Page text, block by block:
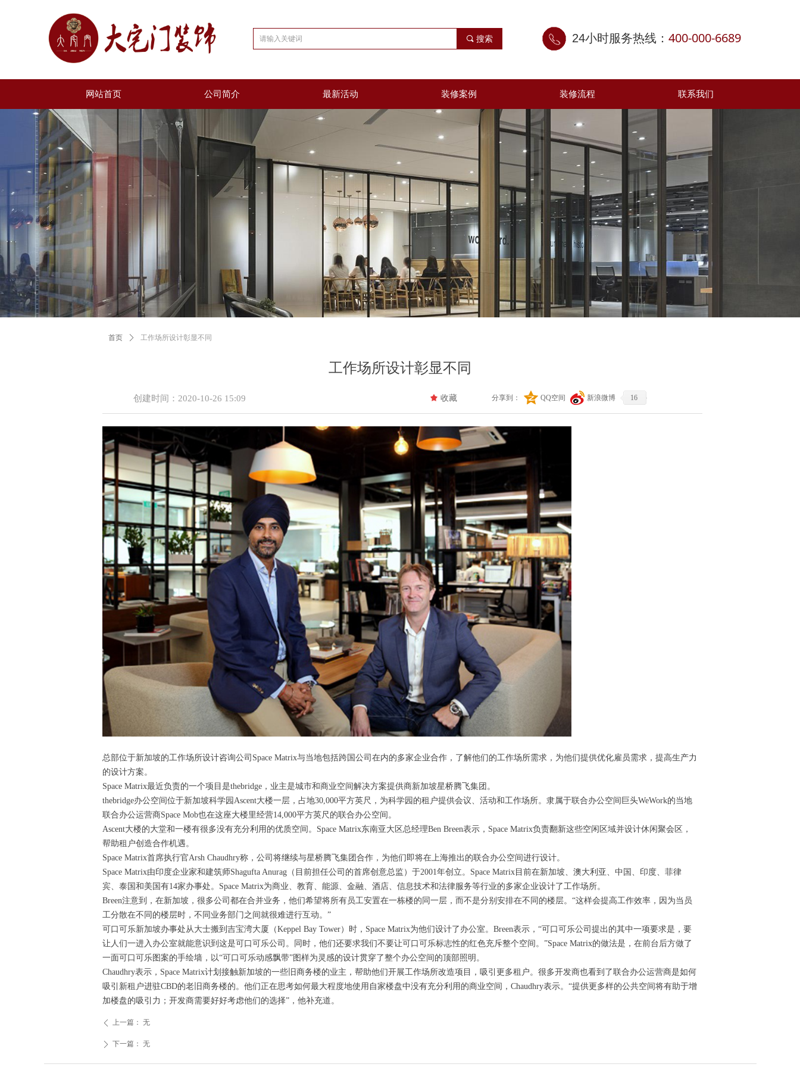
끠 搜索 24小时服务热线： 400-000-6689
网站首页 公司简介 最新活动 装修案例 装修流程 联系我们
工作场所设计彰显不同
总部位于新加坡的工作场所设计咨询公司Space Matrix与当地包括跨国公司在内的多家企业合作，了解他们的工作场所需求，为他们提供优化雇员需求，提高生产力
的设计方案。
Space Matrix最近负责的一个项目是thebridge，业主是城市和商业空间解决方案提供商新加坡星桥腾飞集团。
thebridge办公空间位于新加坡科学园Ascent大楼一层，占地30,000平方英尺，为科学园的租户提供会议、活动和工作场所。隶属于联合办公空间巨头WeWork的当地
联合办公运营商Space Mob也在这座大楼里经营14,000平方英尺的联合办公空间。
Ascent大楼的大堂和一楼有很多没有充分利用的优质空间。Space Matrix东南亚大区总经理Ben Breen表示，Space Matrix负责翻新这些空闲区域并设计休闲聚会区，
帮助租户创造合作机遇。
Space Matrix首席执行官Arsh Chaudhry称，公司将继续与星桥腾飞集团合作，为他们即将在上海推出的联合办公空间进行设计。
Space Matrix由印度企业家和建筑师Shagufta Anurag（目前担任公司的首席创意总监）于2001年创立。Space Matrix目前在新加坡、澳大利亚、中国、印度、菲律
宾、泰国和美国有14家办事处。Space Matrix为商业、教育、能源、金融、酒店、信息技术和法律服务等行业的多家企业设计了工作场所。
Breen注意到，在新加坡，很多公司都在合并业务，他们希望将所有员工安置在一栋楼的同一层，而不是分别安排在不同的楼层。“这样会提高工作效率，因为当员
工分散在不同的楼层时，不同业务部门之间就很难进行互动。”
可口可乐新加坡办事处从大士搬到吉宝湾大厦（Keppel Bay Tower）时，Space Matrix为他们设计了办公室。Breen表示，“可口可乐公司提出的其中一项要求是，要
让人们一进入办公室就能意识到这是可口可乐公司。同时，他们还要求我们不要让可口可乐标志性的红色充斥整个空间。”Space Matrix的做法是，在前台后方做了
一面可口可乐图案的手绘墙，以“可口可乐动感飘带”图样为灵感的设计贯穿了整个办公空间的顶部照明。
Chaudhry表示，Space Matrix计划接触新加坡的一些旧商务楼的业主，帮助他们开展工作场所改造项目，吸引更多租户。很多开发商也看到了联合办公运营商是如何
吸引新租户进驻CBD的老旧商务楼的。他们正在思考如何最大程度地使用自家楼盘中没有充分利用的商业空间，Chaudhry表示。“提供更多样的公共空间将有助于增
加楼盘的吸引力；开发商需要好好考虑他们的选择”，他补充道。
首页 ꄲ 工作场所设计彰显不同
创建时间： 2020-10-26 15:09 끄 收藏 分享到： QQ空间 新浪微博 16
ꄴ 上一篇： 无
ꄲ 下一篇： 无